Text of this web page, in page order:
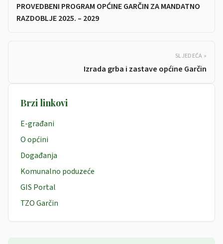
PROVEDBENI PROGRAM OPĆINE GARČIN ZA MANDATNO
RAZDOBLJE 2025. – 2029
SLJEDEĆA »
Izrada grba i zastave općine Garčin
Brzi linkovi
E-građani
O općini
Događanja
Komunalno poduzeće
GIS Portal
TZO Garčin